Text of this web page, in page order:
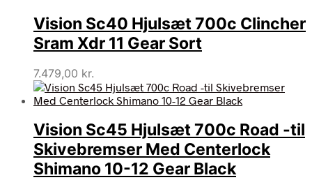
Vision Sc40 Hjulsæt 700c Clincher
Sram Xdr 11 Gear Sort
7.479,00 kr.
Vision Sc45 Hjulsæt 700c Road -til
Skivebremser Med Centerlock
Shimano 10-12 Gear Black